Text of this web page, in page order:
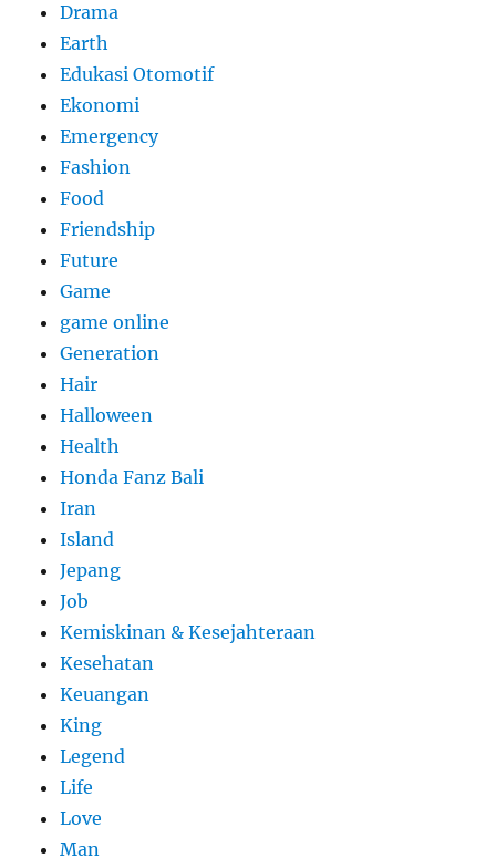
Drama
Earth
Edukasi Otomotif
Ekonomi
Emergency
Fashion
Food
Friendship
Future
Game
game online
Generation
Hair
Halloween
Health
Honda Fanz Bali
Iran
Island
Jepang
Job
Kemiskinan & Kesejahteraan
Kesehatan
Keuangan
King
Legend
Life
Love
Man